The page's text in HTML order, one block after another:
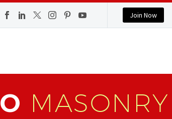
Join Now